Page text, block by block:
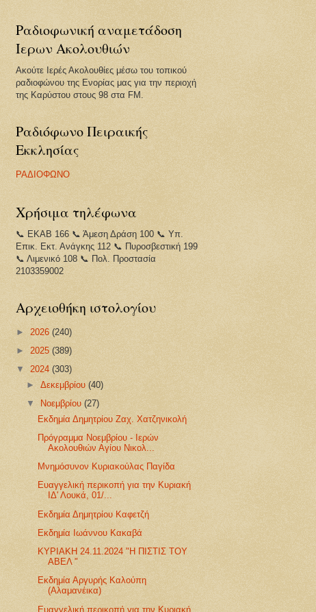
Ραδιοφωνική αναμετάδοση
Ιερων Ακολουθιών
Ακούτε Ιερές Ακολουθίες μέσω του τοπικού
ραδιοφώνου της Ενορίας μας για την περιοχή
της Καρύστου στους 98 στα FM.
Ραδιόφωνο Πειραικής
Εκκλησίας
ΡΑΔΙΟΦΩΝΟ
Χρήσιμα τηλέφωνα
📞 ΕΚΑΒ 166 📞 Άμεση Δράση 100 📞 Υπ.
Επικ. Εκτ. Ανάγκης 112 📞 Πυροσβεστική 199
📞 Λιμενικό 108 📞 Πολ. Προστασία
2103359002
Αρχειοθήκη ιστολογίου
► 2026 (240)
► 2025 (389)
▼ 2024 (303)
► Δεκεμβρίου (40)
▼
Νοεμβρίου (27)
Εκδημία Δημητρίου Ζαχ. Χατζηνικολή
Πρόγραμμα Νοεμβρίου - Ιερών
Ακολουθιών Αγίου Νικολ...
Μνημόσυνον Κυριακούλας Παγίδα
Ευαγγελική περικοπή για την Κυριακή
ΙΔ' Λουκά, 01/...
Εκδημία Δημητρίου Καφετζή
Εκδημία Ιωάννου Κακαβά
ΚΥΡΙΑΚΗ 24.11.2024 "Η ΠΙΣΤΙΣ ΤΟΥ
ΑΒΕΛ "
Εκδημία Αργυρής Καλούπη
(Αλαμανέικα)
Ευαγγελική περικοπή για την Κυριακή